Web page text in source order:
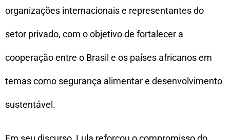
organizações internacionais e representantes do
setor privado, com o objetivo de fortalecer a
cooperação entre o Brasil e os países africanos em
temas como segurança alimentar e desenvolvimento
sustentável.